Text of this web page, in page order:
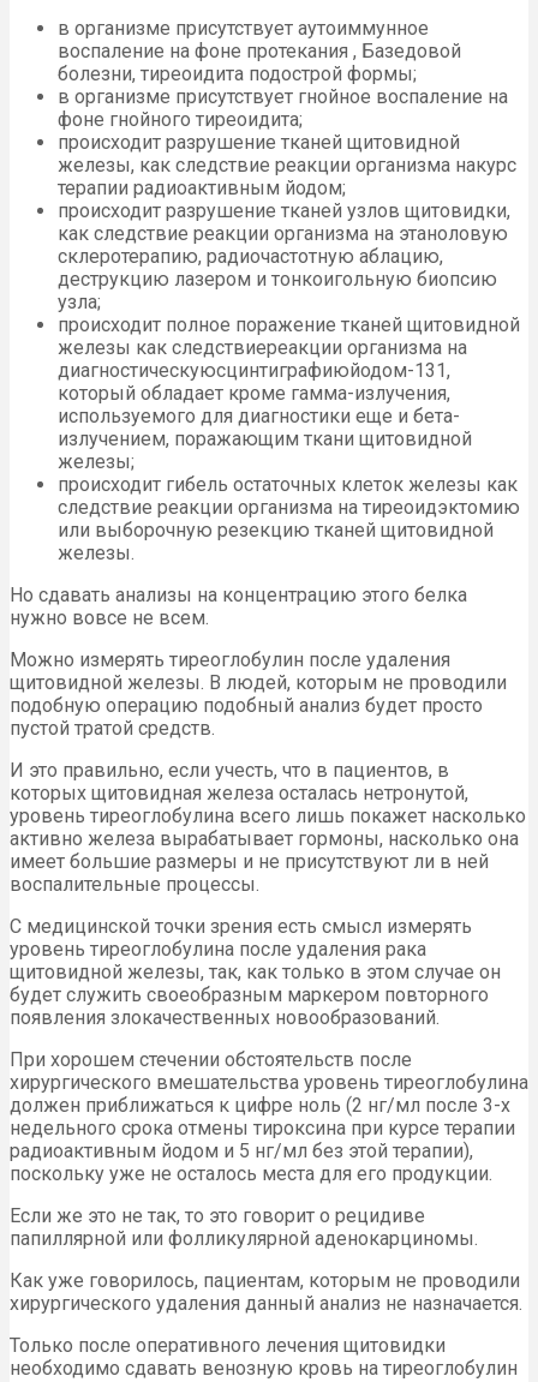
в организме присутствует аутоиммунное
воспаление на фоне протекания , Базедовой
болезни, тиреоидита подострой формы;
в организме присутствует гнойное воспаление на
фоне гнойного тиреоидита;
происходит разрушение тканей щитовидной
железы, как следствие реакции организма накурс
терапии радиоактивным йодом;
происходит разрушение тканей узлов щитовидки,
как следствие реакции организма на этаноловую
склеротерапию, радиочастотную аблацию,
деструкцию лазером и тонкоигольную биопсию
узла;
происходит полное поражение тканей щитовидной
железы как следствиереакции организма на
диагностическуюсцинтиграфиюйодом-131,
который обладает кроме гамма-излучения,
используемого для диагностики еще и бета-
излучением, поражающим ткани щитовидной
железы;
происходит гибель остаточных клеток железы как
следствие реакции организма на тиреоидэктомию
или выборочную резекцию тканей щитовидной
железы.
Но сдавать анализы на концентрацию этого белка
нужно вовсе не всем.
Можно измерять тиреоглобулин после удаления
щитовидной железы. В людей, которым не проводили
подобную операцию подобный анализ будет просто
пустой тратой средств.
И это правильно, если учесть, что в пациентов, в
которых щитовидная железа осталась нетронутой,
уровень тиреоглобулина всего лишь покажет насколько
активно железа вырабатывает гормоны, насколько она
имеет большие размеры и не присутствуют ли в ней
воспалительные процессы.
С медицинской точки зрения есть смысл измерять
уровень тиреоглобулина после удаления рака
щитовидной железы, так, как только в этом случае он
будет служить своеобразным маркером повторного
появления злокачественных новообразований.
При хорошем стечении обстоятельств после
хирургического вмешательства уровень тиреоглобулина
должен приближаться к цифре ноль (2 нг/мл после 3-х
недельного срока отмены тироксина при курсе терапии
радиоактивным йодом и 5 нг/мл без этой терапии),
поскольку уже не осталось места для его продукции.
Если же это не так, то это говорит о рецидиве
папиллярной или фолликулярной аденокарциномы.
Как уже говорилось, пациентам, которым не проводили
хирургического удаления данный анализ не назначается.
Только после оперативного лечения щитовидки
необходимо сдавать венозную кровь на тиреоглобулин